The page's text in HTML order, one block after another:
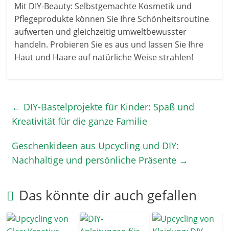
Mit DIY-Beauty: Selbstgemachte Kosmetik und
Pflegeprodukte können Sie Ihre Schönheitsroutine
aufwerten und gleichzeitig umweltbewusster
handeln. Probieren Sie es aus und lassen Sie Ihre
Haut und Haare auf natürliche Weise strahlen!
← DIY-Bastelprojekte für Kinder: Spaß und
Kreativität für die ganze Familie
Geschenkideen aus Upcycling und DIY:
Nachhaltige und persönliche Präsente →
Das könnte dir auch gefallen